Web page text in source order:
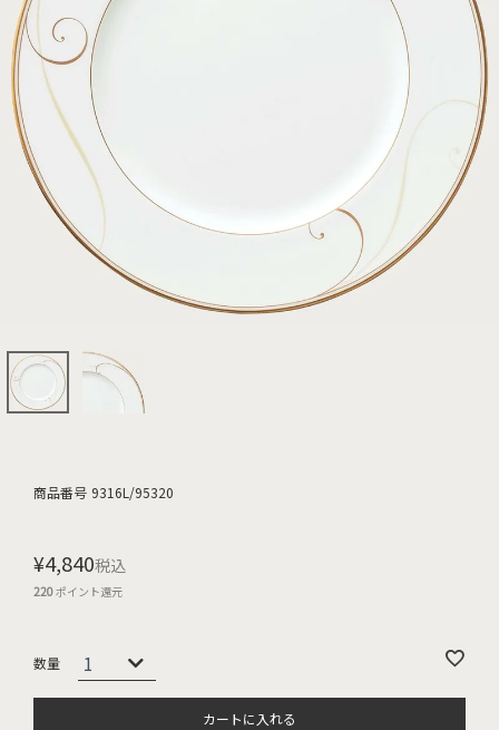
商品番号 9316L/95320
¥4,840税込
220ポイント還元
カートに入れる